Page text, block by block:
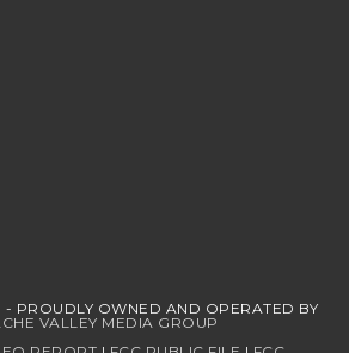
PROUDLY OWNED AND OPERATED BY
VALLEY MEDIA GROUP